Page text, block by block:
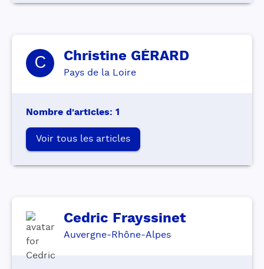
C Christine GÉRARD
Pays de la Loire
Nombre d'articles: 1
Voir tous les articles
Cedric Frayssinet
Auvergne-Rhône-Alpes